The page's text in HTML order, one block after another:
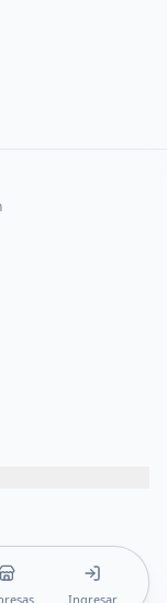
Ingresar